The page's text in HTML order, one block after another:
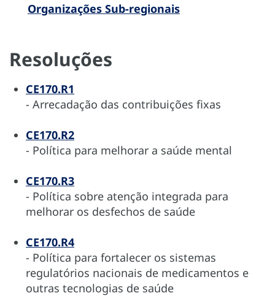
Organizações Sub-regionais
Resoluções
CE170.R1
- Arrecadação das contribuições fixas
CE170.R2
- Política para melhorar a saúde mental
CE170.R3
- Política sobre atenção integrada para
melhorar os desfechos de saúde
CE170.R4
- Política para fortalecer os sistemas
regulatórios nacionais de medicamentos e
outras tecnologias de saúde